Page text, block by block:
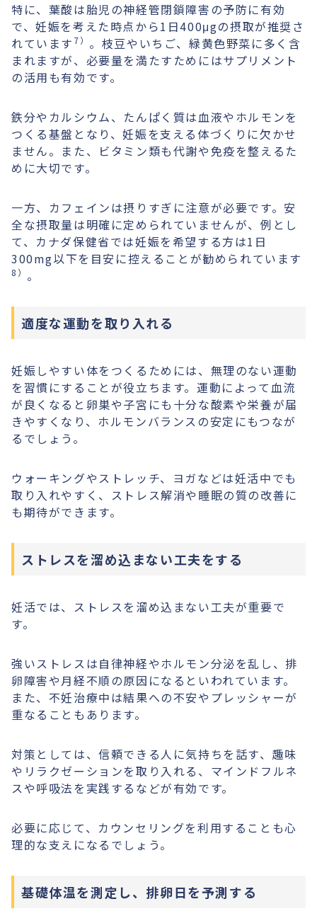
特に、葉酸は胎児の神経管閉鎖障害の予防に有効
で、妊娠を考えた時点から1日400μgの摂取が推奨さ
れています 7） 。枝豆やいちご、緑黄色野菜に多く含
まれますが、必要量を満たすためにはサプリメント
の活用も有効です。
鉄分やカルシウム、たんぱく質は血液やホルモンを
つくる基盤となり、妊娠を支える体づくりに欠かせ
ません。また、ビタミン類も代謝や免疫を整えるた
めに大切です。
一方、カフェインは摂りすぎに注意が必要です。安
全な摂取量は明確に定められていませんが、例とし
て、カナダ保健省では妊娠を希望する方は1日
300mg以下を目安に控えることが勧められています
8） 。
適度な運動を取り入れる
妊娠しやすい体をつくるためには、無理のない運動
を習慣にすることが役立ちます。運動によって血流
が良くなると卵巣や子宮にも十分な酸素や栄養が届
きやすくなり、ホルモンバランスの安定にもつなが
るでしょう。
ウォーキングやストレッチ、ヨガなどは妊活中でも
取り入れやすく、ストレス解消や睡眠の質の改善に
も期待ができます。
ストレスを溜め込まない工夫をする
妊活では、ストレスを溜め込まない工夫が重要で
す。
強いストレスは自律神経やホルモン分泌を乱し、排
卵障害や月経不順の原因になるといわれています。
また、不妊治療中は結果への不安やプレッシャーが
重なることもあります。
対策としては、信頼できる人に気持ちを話す、趣味
やリラクゼーションを取り入れる、マインドフルネ
スや呼吸法を実践するなどが有効です。
必要に応じて、カウンセリングを利用することも心
理的な支えになるでしょう。
基礎体温を測定し、排卵日を予測する